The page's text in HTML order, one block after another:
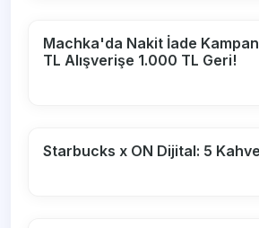
Machka'da Nakit İade
TL Alışverişe 1.000 TL Geri!
Starbucks x ON Dijital: 5